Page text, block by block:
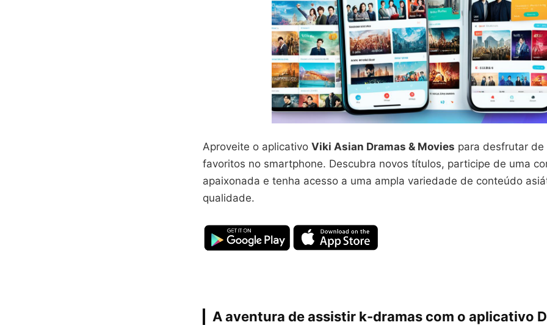
Aproveite o aplicativo Viki Asian Dramas & Movies para desfrutar de
favoritos no smartphone. Descubra novos títulos, participe de uma
apaixonada e tenha acesso a uma ampla variedade de conteúdo
qualidade.
A aventura de assistir k-dramas com o aplicativo